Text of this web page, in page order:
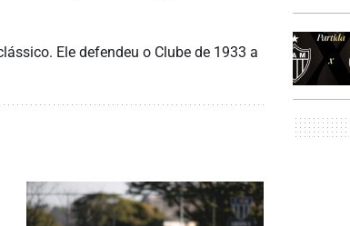
Ele defendeu o Clube de 1933 a